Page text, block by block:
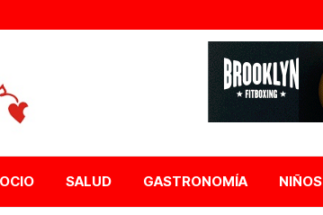
OCIO SALUD GASTRONOMÍA NIÑOS